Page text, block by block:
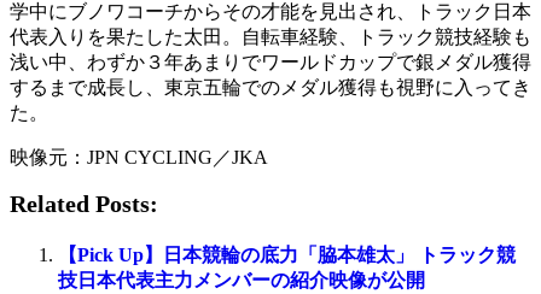
学中にブノワコーチからその才能を見出され、トラック日本
代表入りを果たした太田。自転車経験、トラック競技経験も
浅い中、わずか３年あまりでワールドカップで銀メダル獲得
するまで成長し、東京五輪でのメダル獲得も視野に入ってき
た。
映像元：JPN CYCLING／JKA
Related Posts:
【Pick Up】日本競輪の底力「脇本雄太」 トラック競
技日本代表主力メンバーの紹介映像が公開